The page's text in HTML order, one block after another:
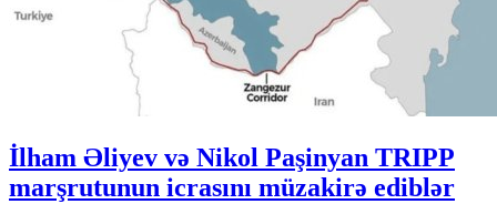
İlham Əliyev və Nikol Paşinyan TRIPP
marşrutunun icrasını müzakirə ediblər